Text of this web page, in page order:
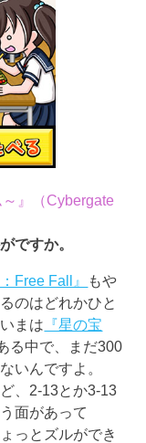
』（Cybergate
ですか。
Free Fall』
もや
のはどれかひと
まは 『星の宝
る中で、まだ300
いんですよ。
、2-13とか3-13
面があって
っとズルができ